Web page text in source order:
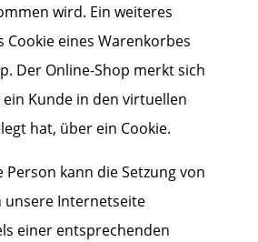
wird. Ein weiteres
Cookie eines Warenkorbes
Der Online-Shop merkt sich
Kunde in den virtuellen
hat, über ein Cookie.
kann die Setzung von
unsere Internetseite
einer entsprechenden